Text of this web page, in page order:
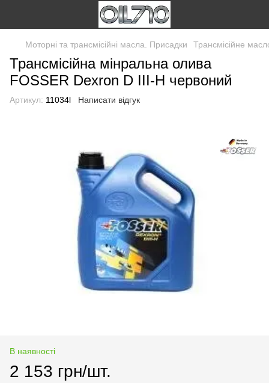
Моторні та трансмісійні масла. Присадки Трансмісійне
Трансмісійна мінральна олива
FOSSER Dexron D III-H червоний
Артикул: 11034l Написати відгук
В наявності
2 153 грн/шт.